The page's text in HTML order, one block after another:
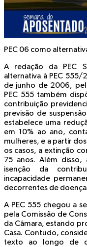
PEC 06 como
A redação da PEC
alternativa à PEC 555/
de junho de 2006,
PEC 555 também
contribuição
previsão de
estabelece uma
em 10% ao ano,
mulheres, e a partir
os casos, a extinção
75 anos. Além disso,
isenção da
incapacidade
decorrentes de
A PEC 555 chegou a
pela Comissão de
da Câmara, estando
Casa. Contudo,
texto ao longo de